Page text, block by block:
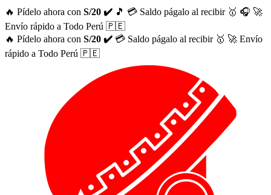
🔥 Pídelo ahora con S/20 ✔️ 🎵 💳 Saldo págalo al recibir 🥇 🎧 🚀
Envío rápido a Todo Perú 🇵🇪
🔥 Pídelo ahora con S/20 ✔️ 💳 Saldo págalo al recibir 🥇 🚀 Envío
rápido a Todo Perú 🇵🇪